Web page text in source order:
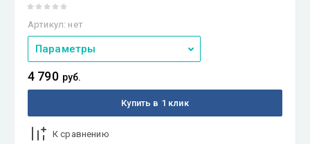
Артикул: нет
Параметры
4 790 руб.
Купить в 1 клик
К сравнению